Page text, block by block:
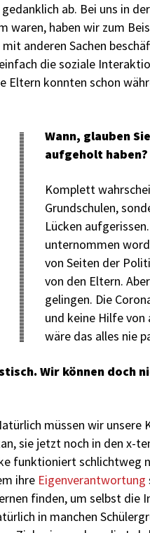
ab. Bei uns in
waren, haben wir zum
anderen Sachen
die soziale
Eltern konnten schon
Wann, glauben
aufgeholt haben?
Komplett
Grundschulen,
Lücken
unternommen
von Seiten der
von den Eltern.
gelingen. Die
und keine Hilfe von
wäre das alles nie
Wir können doch
müssen wir
sie jetzt noch in den x-
funktioniert schlichtweg
ihre Eigenverantwortung
finden, um selbst die
in manchen